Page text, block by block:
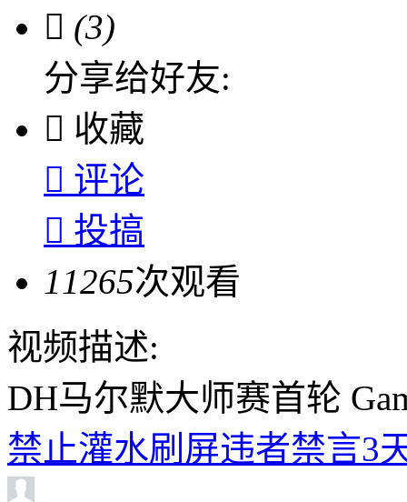
 (3)
分享给好友:
 收藏
 评论
 投搞
11265次观看
视频描述:
DH马尔默大师赛首轮
禁止灌水刷屏违者禁言3